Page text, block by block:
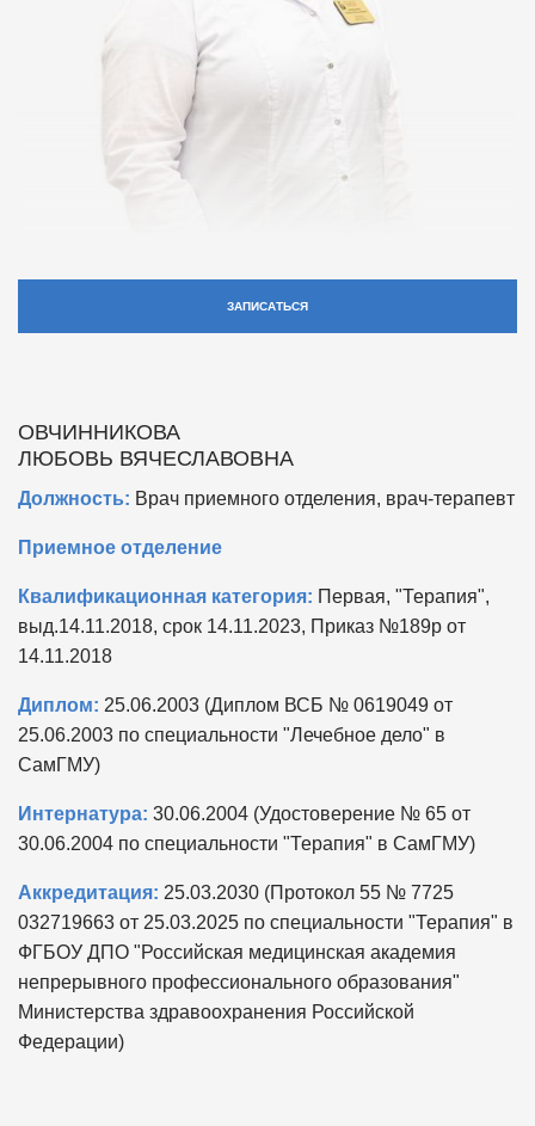
ЗАПИСАТЬСЯ
ОВЧИННИКОВА
ЛЮБОВЬ ВЯЧЕСЛАВОВНА
Должность: Врач приемного отделения, врач-терапевт
Приемное отделение
Квалификационная категория: Первая, "Терапия",
выд.14.11.2018, срок 14.11.2023, Приказ №189р от
14.11.2018
Диплом: 25.06.2003 (Диплом ВСБ № 0619049 от
25.06.2003 по специальности "Лечебное дело" в
СамГМУ)
Интернатура: 30.06.2004 (Удостоверение № 65 от
30.06.2004 по специальности "Терапия" в СамГМУ)
Аккредитация: 25.03.2030 (Протокол 55 № 7725
032719663 от 25.03.2025 по специальности "Терапия" в
ФГБОУ ДПО "Российская медицинская академия
непрерывного профессионального образования"
Министерства здравоохранения Российской
Федерации)